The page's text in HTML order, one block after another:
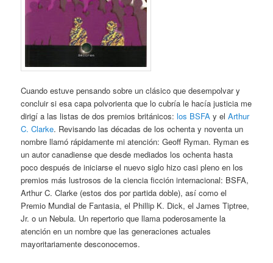
Cuando estuve pensando sobre un clásico que desempolvar y
concluir si esa capa polvorienta que lo cubría le hacía justicia me
dirigí a las listas de dos premios británicos:los BSFA y elArthur
C. Clarke. Revisando las décadas de los ochenta y noventa un
nombre llamó rápidamente mi atención: Geoff Ryman. Ryman es
un autor canadiense que desde mediados los ochenta hasta
poco después de iniciarse el nuevo siglo hizo casi pleno en los
premios más lustrosos de la ciencia ficción internacional: BSFA,
Arthur C. Clarke (estos dos por partida doble), así como el
Premio Mundial de Fantasia, el Phillip K. Dick, el James Tiptree,
Jr. o un Nebula. Un repertorio que llama poderosamente la
atención en un nombre que las generaciones actuales
mayoritariamente desconocemos.